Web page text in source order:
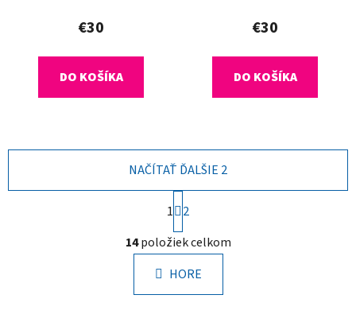
€30
DO KOŠÍKA
€30
DO KOŠÍKA
O
v
l
á
d
NAČÍTAŤ ĎALŠIE 2
S
t
r
á
n
k
1
2
14položiek celkom
HORE